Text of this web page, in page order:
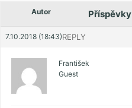
Autor Příspěvky
7.10.2018 (18:43)REPLY
František
Guest